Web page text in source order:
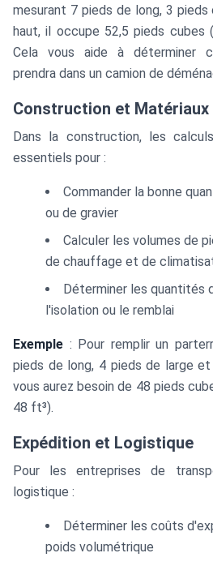
mesurant 7 pieds de long, 3
haut, il occupe 52,5 pieds
Cela vous aide à déterminer
prendra dans un camion de
Construction et
Dans la construction, les
essentiels pour :
Commander la bonne
ou de gravier
Calculer les volumes de
de chauffage et de
Déterminer les quantités
l'isolation ou le remblai
Exemple : Pour remplir un
pieds de long, 4 pieds de large
vous aurez besoin de 48 pieds
48 ft³).
Expédition et Logistique
Pour les entreprises de
logistique :
Déterminer les coûts
poids volumétrique